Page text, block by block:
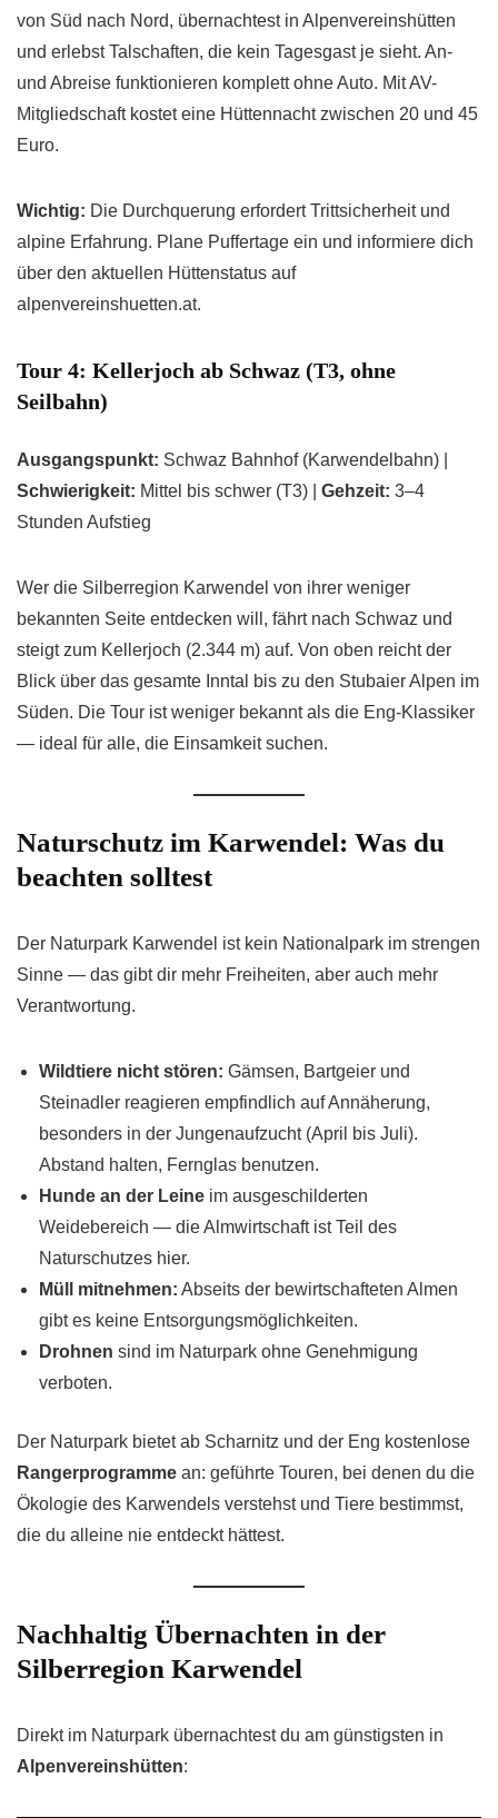
von Süd nach Nord, übernachtest in Alpenvereinshütten
und erlebst Talschaften, die kein Tagesgast je sieht. An-
und Abreise funktionieren komplett ohne Auto. Mit AV-
Mitgliedschaft kostet eine Hüttennacht zwischen 20 und 45
Euro.
Wichtig: Die Durchquerung erfordert Trittsicherheit und
alpine Erfahrung. Plane Puffertage ein und informiere dich
über den aktuellen Hüttenstatus auf
alpenvereinshuetten.at.
Tour 4: Kellerjoch ab Schwaz (T3, ohne
Seilbahn)
Ausgangspunkt: Schwaz Bahnhof (Karwendelbahn) |
Schwierigkeit: Mittel bis schwer (T3) | Gehzeit: 3–4
Stunden Aufstieg
Wer die Silberregion Karwendel von ihrer weniger
bekannten Seite entdecken will, fährt nach Schwaz und
steigt zum Kellerjoch (2.344 m) auf. Von oben reicht der
Blick über das gesamte Inntal bis zu den Stubaier Alpen im
Süden. Die Tour ist weniger bekannt als die Eng-Klassiker
— ideal für alle, die Einsamkeit suchen.
Naturschutz im Karwendel: Was du
beachten solltest
Der Naturpark Karwendel ist kein Nationalpark im strengen
Sinne — das gibt dir mehr Freiheiten, aber auch mehr
Verantwortung.
Wildtiere nicht stören: Gämsen, Bartgeier und
Steinadler reagieren empfindlich auf Annäherung,
besonders in der Jungenaufzucht (April bis Juli).
Abstand halten, Fernglas benutzen.
Hunde an der Leine im ausgeschilderten
Weidebereich — die Almwirtschaft ist Teil des
Naturschutzes hier.
Müll mitnehmen: Abseits der bewirtschafteten Almen
gibt es keine Entsorgungsmöglichkeiten.
Drohnen sind im Naturpark ohne Genehmigung
verboten.
Der Naturpark bietet ab Scharnitz und der Eng kostenlose
Rangerprogramme an: geführte Touren, bei denen du die
Ökologie des Karwendels verstehst und Tiere bestimmst,
die du alleine nie entdeckt hättest.
Nachhaltig Übernachten in der
Silberregion Karwendel
Direkt im Naturpark übernachtest du am günstigsten in
Alpenvereinshütten: